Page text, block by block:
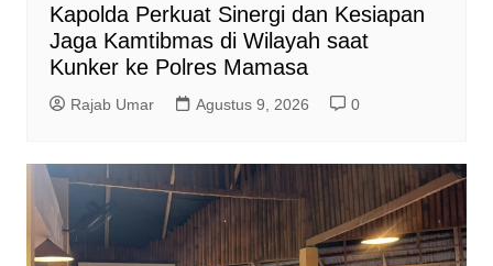
Kapolda Perkuat Sinergi dan Kesiapan
Jaga Kamtibmas di Wilayah saat
Kunker ke Polres Mamasa
Rajab Umar Agustus 9, 2026 0